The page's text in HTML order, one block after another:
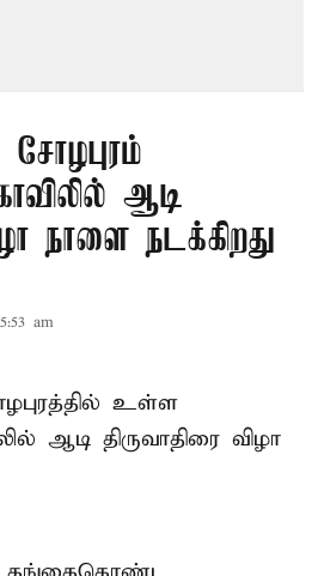
ஆடி
நாளை நடக்கிறது
am
உள்ள
ஆடி திருவாதிரை விழா